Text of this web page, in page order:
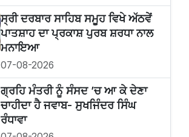
ਸ੍ਰੀ ਦਰਬਾਰ ਸਾਹਿਬ ਸਮੂਹ ਵਿਖੇ ਅੱਠਵੇਂ
ਪਾਤਸ਼ਾਹ ਦਾ ਪ੍ਰਕਾਸ਼ ਪੁਰਬ ਸ਼ਰਧਾ ਨਾਲ
ਮਨਾਇਆ
07-08-2026
ਗ੍ਰਹਿ ਮੰਤਰੀ ਨੂੰ ਸੰਸਦ ’ਚ ਆ ਕੇ ਦੇਣਾ
ਚਾਹੀਦਾ ਹੈ ਜਵਾਬ- ਸੁਖਜਿੰਦਰ ਸਿੰਘ
ਰੰਧਾਵਾ